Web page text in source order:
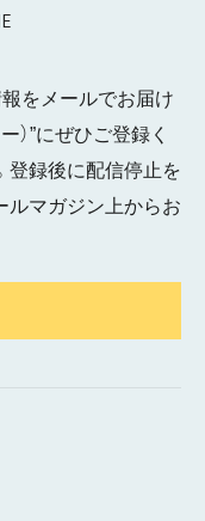
報をメールでお届け
）”にぜひご登録く
登録後に配信停止を
ルマガジン上からお